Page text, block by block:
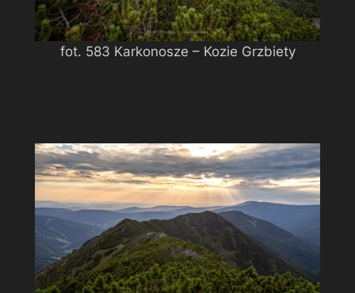
fot. 583 Karkonosze – Kozie Grzbiety